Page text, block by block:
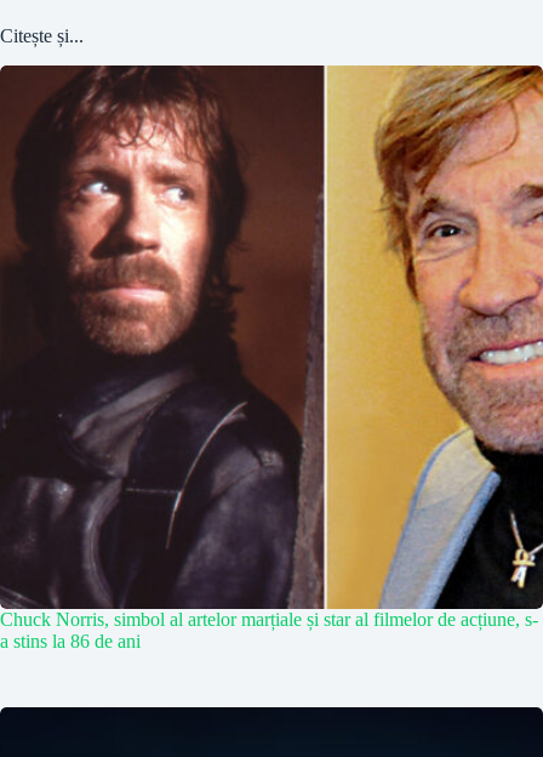
Citește și...
Chuck Norris, simbol al artelor marțiale și star al filmelor de acțiune, s-
a stins la 86 de ani